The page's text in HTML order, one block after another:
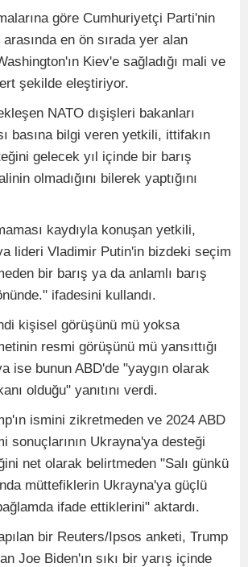
göre Cumhuriyetçi Parti'nin
en ön sırada yer alan
Kiev'e sağladığı mali ve
şekilde eleştiriyor.
NATO dışişleri bakanları
basına bilgi veren yetkili, ittifakın
gelecek yıl içinde bir barış
olmadığını bilerek yaptığını
kaydıyla konuşan yetkili,
lideri Vladimir Putin'in bizdeki seçim
bir barış ya da anlamlı barış
ifadesini kullandı.
kişisel görüşünü mü yoksa
resmi görüşünü mü yansıttığı
ise bunun ABD'de "yaygın olarak
olduğu" yanıtını verdi.
ismini zikretmeden ve 2024 ABD
sonuçlarının Ukrayna'ya desteği
net olarak belirtmeden "Salı günkü
müttefiklerin Ukrayna'ya güçlü
ifade ettiklerini" aktardı.
bir Reuters/Ipsos anketi, Trump
Joe Biden'ın sıkı bir yarış içinde